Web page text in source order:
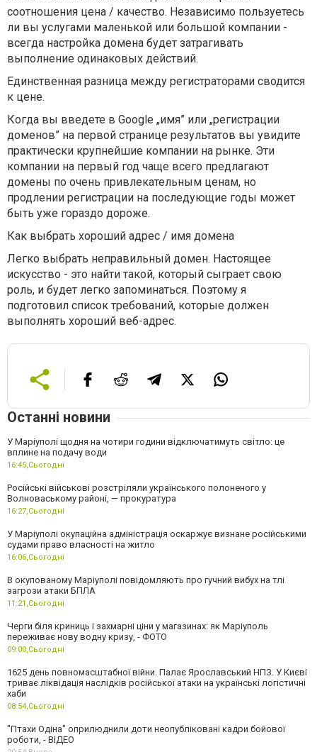
соотношения цена / качество. Независимо пользуетесь
ли вы услугами маленькой или большой компании -
всегда настройка домена будет затрагивать
выполнение одинаковых действий.
Единственная разница между регистраторами сводится
к цене.
Когда вы введете в Google „имя” или „регистрации
доменов” на первой странице результатов вы увидите
практически крупнейшие компании на рынке. Эти
компании на первый год чаще всего предлагают
домены по очень привлекательным ценам, но
продлении регистрации на последующие годы может
быть уже гораздо дороже.
Как выбрать хороший адрес / имя домена
Легко выбрать неправильный домен. Настоящее
искусство - это найти такой, который сыграет свою
роль, и будет легко запоминаться. Поэтому я
подготовил список требований, которые должен
выполнять хороший веб-адрес.
Останні новини
У Маріуполі щодня на чотири години відключатимуть світло: це
вплине на подачу води
16:45,Сьогодні
Російські військові розстріляли українського полоненого у
Волноваському районі, — прокуратура
16:27,Сьогодні
У Маріуполі окупаційна адміністрація оскаржує визнане російськими
судами право власності на житло
16:06,Сьогодні
В окупованому Маріуполі повідомляють про гучний вибух на тлі
загрози атаки БПЛА
11:21,Сьогодні
Черги біля криниць і захмарні ціни у магазинах: як Маріуполь
переживає нову водну кризу, - ФОТО
09:00,Сьогодні
1625 день повномасштабної війни. Палає Ярославський НПЗ. У Києві
триває ліквідація наслідків російської атаки на українські логістичні
хаби
08:54,Сьогодні
"Птахи Одіна" оприлюднили доти неопубліковані кадри бойової
роботи, - ВІДЕО